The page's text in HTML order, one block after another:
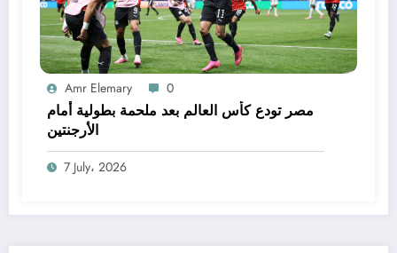
Amr Elemary 0
مصر تودع كأس العالم بعد ملحمة بطولية أمام
الأرجنتين
7 July، 2026